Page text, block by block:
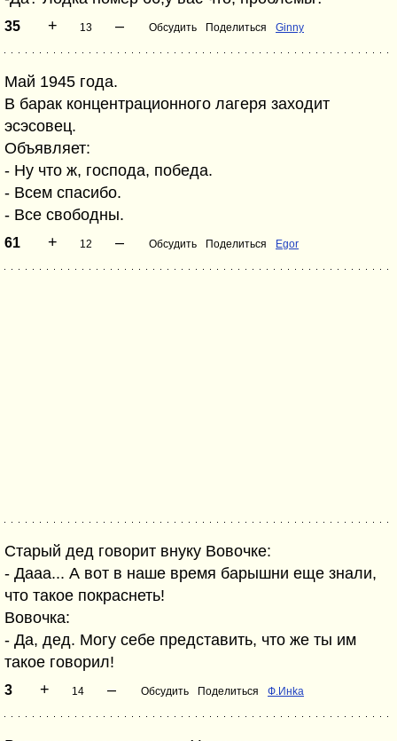
35 + 13 – Обсудить Поделиться Ginny
Май 1945 года.
В барак концентрационного лагеря заходит
эсэсовец.
Объявляет:
- Ну что ж, господа, победа.
- Всем спасибо.
- Все свободны.
61 + 12 – Обсудить Поделиться Egor
Cтарый дед говорит внуку Вовочке:
- Дааа... А вот в наше время барышни еще знали,
что такое покраснеть!
Вовочка:
- Да, дед. Могу себе представить, что же ты им
такое говорил!
3 + 14 – Обсудить Поделиться Ф.Инka